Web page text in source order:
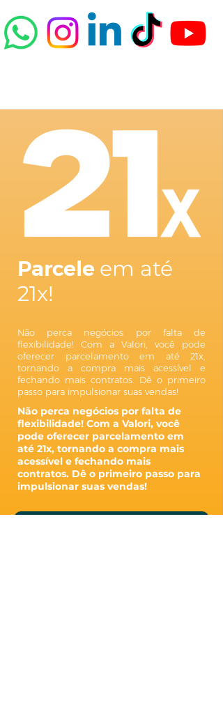
Parcele em até
21x!
Não perca negócios por falta de
flexibilidade! Com a Valori, você pode
oferecer parcelamento em até 21x,
tornando a compra mais acessível e
fechando mais contratos. Dê o primeiro
passo para impulsionar suas vendas!
Não perca negócios por falta de
flexibilidade! Com a Valori, você
pode oferecer parcelamento em
até 21x, tornando a compra mais
acessível e fechando mais
contratos. Dê o primeiro passo para
impulsionar suas vendas!